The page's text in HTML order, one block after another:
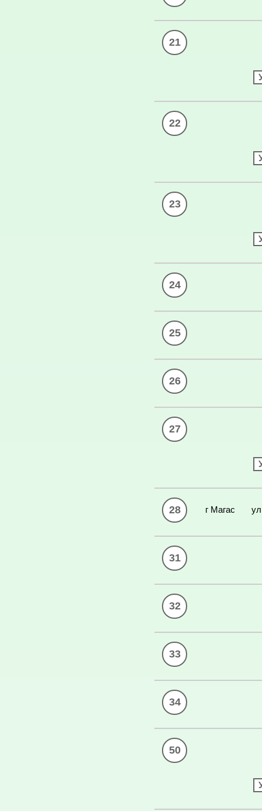
21
22
23
24
25
26
27
28 г Магас
31
32
33
34
50